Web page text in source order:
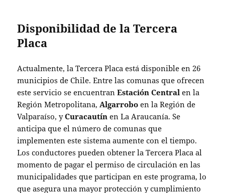
Disponibilidad de la Tercera
Placa
Actualmente, la Tercera Placa está disponible en 26
municipios de Chile. Entre las comunas que ofrecen
este servicio se encuentranEstación Central en la
Región Metropolitana, Algarrobo en la Región de
Valparaíso, yCuracautín en La Araucanía. Se
anticipa que el número de comunas que
implementen este sistema aumente con el tiempo.
Los conductores pueden obtener la Tercera Placa al
momento de pagar el permiso de circulación en las
municipalidades que participan en este programa, lo
que asegura una mayor protección y cumplimiento